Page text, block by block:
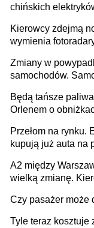
chińskich
Kierowcy zdejmą
wymienia
Zmiany w
samochodów.
technologią
Będą tańsze
Orlenem o
Przełom na rynku.
kupują już auta na
A2 między
wielką zmianę.
Czy pasażer może
Tyle teraz kosztuje